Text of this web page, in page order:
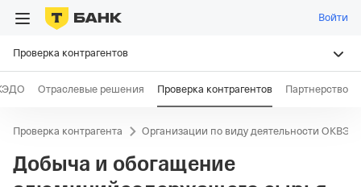
Войти
Проверка контрагентов
Отраслевые решения Проверка контрагентов Партнерство
Проверка контрагента Организации по виду деятельности ОКВЭД
Добыча и обогащение